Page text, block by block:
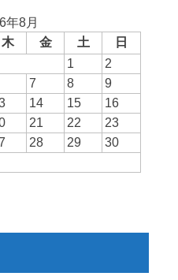
年8月
木 金 土
日
1
2
7 8
9
14 15
16
21 22
23
28 29
30